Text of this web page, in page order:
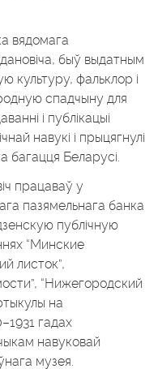
вядомага
быў выдатным
культуру, фальклор і
спадчыну для
і публікацыі
навукі і прыцягнулі
багацця Беларусі.
працаваў у
пазямельнага банка
публічную
“Минские
листок”,
“Нижегородский
на
гадах
навуковай
музея.